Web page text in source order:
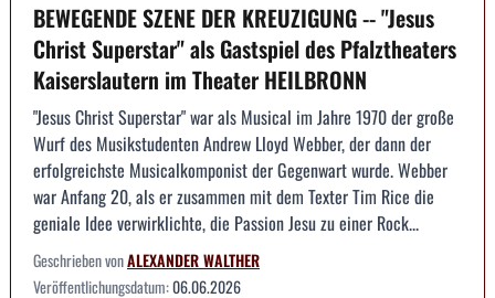
BEWEGENDE SZENE DER KREUZIGUNG -- "Jesus
Christ Superstar" als Gastspiel des Pfalztheaters
Kaiserslautern im Theater HEILBRONN
"Jesus Christ Superstar" war als Musical im Jahre 1970 der große
Wurf des Musikstudenten Andrew Lloyd Webber, der dann der
erfolgreichste Musicalkomponist der Gegenwart wurde. Webber
war Anfang 20, als er zusammen mit dem Texter Tim Rice die
geniale Idee verwirklichte, die Passion Jesu zu einer Rock...
Geschrieben vonALEXANDER WALTHER
Veröffentlichungsdatum:06.06.2026